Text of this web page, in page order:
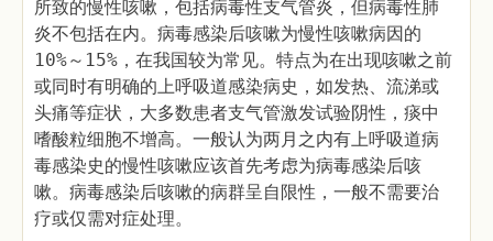
所致的慢性咳嗽，包括病毒性支气管炎，但病毒性肺
炎不包括在内。病毒感染后咳嗽为慢性咳嗽病因的
10%～15%，在我国较为常见。特点为在出现咳嗽之前
或同时有明确的上呼吸道感染病史，如发热、流涕或
头痛等症状，大多数患者支气管激发试验阴性，痰中
嗜酸粒细胞不增高。一般认为两月之内有上呼吸道病
毒感染史的慢性咳嗽应该首先考虑为病毒感染后咳
嗽。病毒感染后咳嗽的病群呈自限性，一般不需要治
疗或仅需对症处理。